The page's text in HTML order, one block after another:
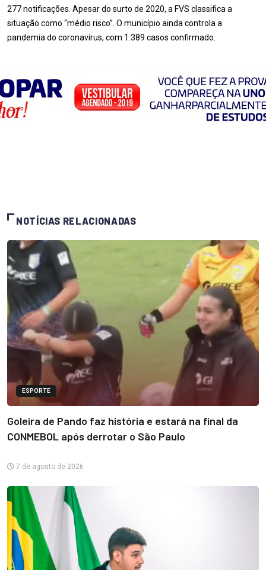
277 notificações. Apesar do surto de 2020, a FVS classifica a
situação como “médio risco”. O município ainda controla a
pandemia do coronavírus, com 1.389 casos confirmado.
NOTÍCIAS RELACIONADAS
ESPORTE
Goleira de Pando faz história e estará na final da
CONMEBOL após derrotar o São Paulo
7 de agosto de 2026